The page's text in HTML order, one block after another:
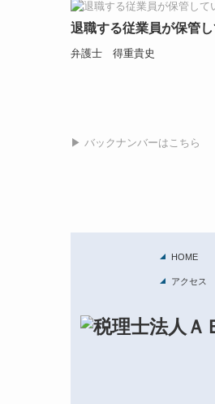
退職する従業員が保管
弁護士 得重貴史
▶ バックナンバーはこちら
HOME
アクセス